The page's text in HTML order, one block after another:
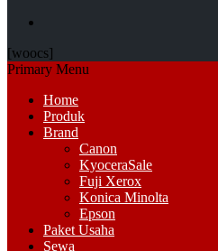
[woocs]
Primary Menu
Home
Produk
Brand
Canon
KyoceraSale
Fuji Xerox
Konica Minolta
Epson
Paket Usaha
Sewa